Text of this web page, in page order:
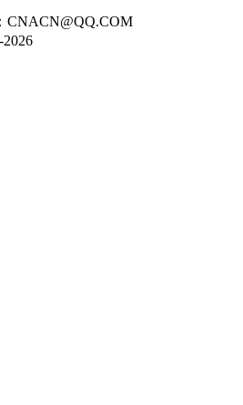
CNACN@QQ.COM